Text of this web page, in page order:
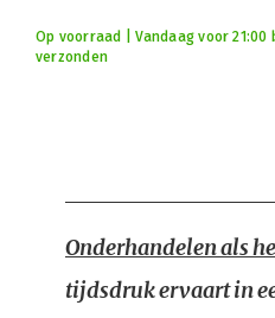
Op voorraad | Vandaag voor
verzonden
Onderhandelen als
tijdsdruk ervaart in